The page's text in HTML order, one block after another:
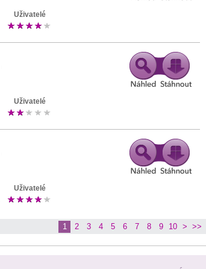
Uživatelé
Uživatelé
Uživatelé
1 2 3 4 5 6 7 8 9 10 > >>